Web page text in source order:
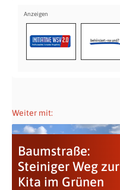
Weiter mit:
Baumstraße:
Steiniger Weg zur
Kita im Grünen